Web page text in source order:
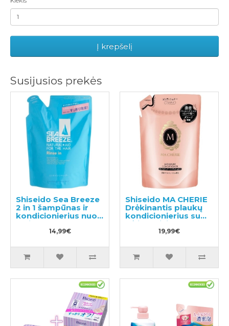
Į krepšelį
Susijusios prekės
Shiseido Sea Breeze
2 in 1 šampūnas ir
kondicionierius nuo
pleiskanų su
mentolio, užpildas
14,99€
Shiseido MA CHERIE
Drėkinantis plaukų
kondicionierius su
gėlių- vaisių kvapu,
užpildas 380ml
19,99€